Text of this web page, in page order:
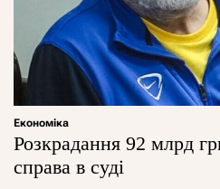
Економіка
Розкрадання 92 млрд
справа в суді